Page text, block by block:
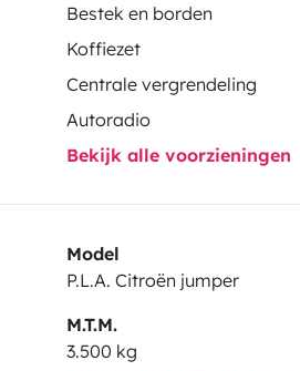
Bestek en borden
Koffiezet
Centrale vergrendeling
Autoradio
Bekijk alle voorzieningen
Model
P.L.A. Citroën jumper
M.T.M.
3.500 kg